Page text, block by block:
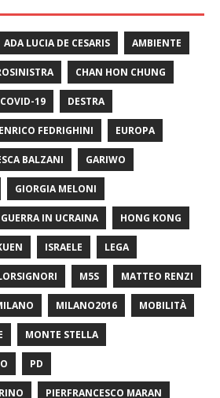
ADA LUCIA DE CESARIS AMBIENTE
CHAN HON CHUNG
COVID-19 DESTRA
ENRICO FEDRIGHINI EUROPA
BALZANI GARIWO
GIORGIA MELONI
GUERRA IN UCRAINA HONG KONG
ISRAELE LEGA
M5S MATTEO RENZI
MILANO2016 MOBILITÀ
MONTE STELLA
PD
PIERFRANCESCO MARAN